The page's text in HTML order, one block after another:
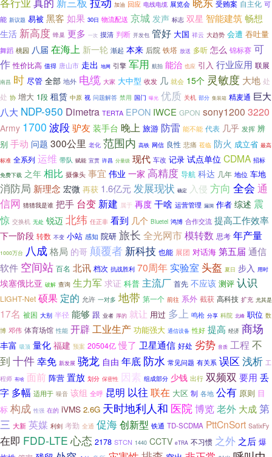
加油 回应 电线电缆 展览会 受贿案 自主化 可
能 新议题 易被 黑客 如果 30日 物流配送 京城 发声 标志 双星 智能建筑畅想
生活 新高度 蜂巢 更多 一次 摸清 判断 开发包 管好 大国 祥云 大趋势 会遭 吞吐量
舞蹈 桃园 八届 在海上 新一轮 渐起 本来 后院 铁塔 放送 多听 怎么 锦标赛 可
作 性价比高 值得 唐山市 走出 地网 引擎 军用 航拍 能治 也应 引入 行业应用 联展
南昌 时 尽管 全部 地外 电缆 大家 大中型 收发 几 就会 15个 灵敏度 大地 处
处 协 增大 1段 租赁 中原 视 问题解答 禁用 国门 曝光 优质 关机 部分 集装箱 精麦通 巨大
八大 NDP-950 Dimetra TERTA EPON IWCE GPON sony1200 3220
Army 1700 波段驴友 装手台 晚上 旅游 防雷 能不能 代表 几乎 发挥 辨
别 手动 问题 300公里 老化 范围内 高铁 网信 良性 悲痛 莅临 防火 成立省 最高
标准 全系列 运维 带队 赋能 宣贯 许昌 分量级 现代 车改 记录 试点单位 CDMA 招标
免费下载 之年 相比 摄像头 事宜 伟业 一家 高精度 导航 科达 几年 地位 车地
消防局 新理念 宏微 再获 1.6亿元 发展现状 确定 入侵 方向 全会 通
信网 猜猜我是谁 把手 台变 新建 属于 再度 干啥 运营管理 漏洞 作者 综述 震
惊 交换机 无处 锐迈 北纬 任正非 看到 几个 Bluetel 鸿博 合作交流 提高工作效率
下一阶段 转数 不变 小站 感知 院研 旅长 全光网市模转数 思考 年产量
1000万台 八成格局 的哥 颠覆者 新科技 也能 展团 对话海 第五届 通信
软件 空间站 百名 北讯 档次 抗战胜利 70周年 实验室 头盔 夏日 步入 用时
埃塞俄比亚 破解 查询 生力军 求证 科普 主流厂 首先 不应该 测评 认识
LIGHT-Net 硕果 定的 允许 一对多 地带 第一个 前往 系外 截获 高科技 扩充 尤其是
17名 被困 大别 半径 能够 跟 业者 厚的 就让 用过 多上 鸣枪 分享 科院 北峰 职位 数
博 邓伟 体育场馆 性能 开辟工业生产 功能强大 通信设备 性好 提高 经济 商场
丰富 吸顶 量化福建 预案 20504亿 慢了 卫星通信 好处 劣势 音质 工程 不
到 十件幸免 新发展 骁龙 自由 年底 防水 常见问题 有关系 误区 浅析 工
程师 有啥 面前 阵营 置放 划分 保密性 因素 组成部分 少钱 出行 双频双 要用 丢
字 多幅 适用于 噪音 该组 全呼 昆明 以往 联在 大区 制 各地 公有 原则 目
标 构成 性强 在的 iVMS 2.6G 天时地利人和 医院博览老外 大成第
三 大新 英媒 利剑 考勤 全通 促海创新型 铁通 TD-SCDMA PttCnSort SatixFy
在即 FDD-LTE 心态 2178 STCN 1440 CCTV eTRA 不习惯 之外 之后 爆